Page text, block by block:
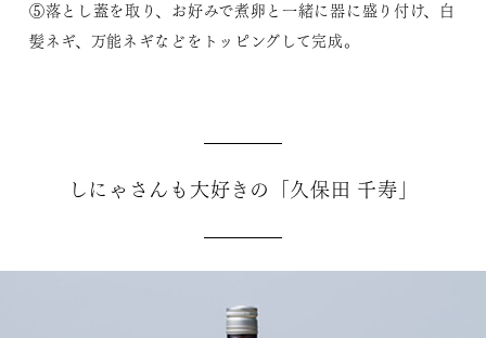
⑤落とし蓋を取り、お好みで煮卵と一緒に器に盛り付け、白
髪ネギ、万能ネギなどをトッピングして完成。
しにゃさんも大好きの「久保田 千寿」